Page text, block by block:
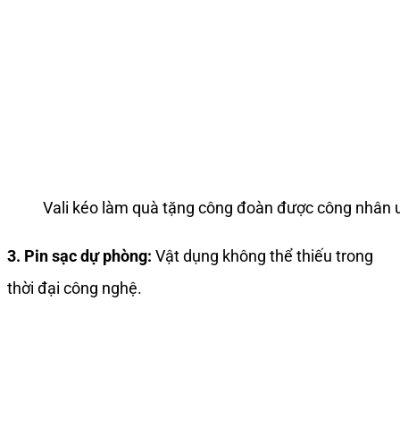
Vali kéo làm quà tặng công đoàn được công nhân
3. Pin sạc dự phòng: Vật dụng không thể thiếu trong
thời đại công nghệ.